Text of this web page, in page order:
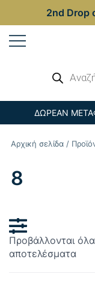
2nd Drop
προϊόντων
ΔΩΡΕΑΝ
Αρχική σελίδα /
8
Προβάλλονται
αποτελέσματα